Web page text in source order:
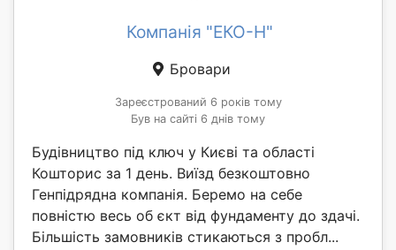
Компанія "ЕКО-Н"
Бровари
Зареєстрований 6 років тому
Був на сайті 6 днів тому
Будівництво під ключ у Києві та області
Кошторис за 1 день. Виїзд безкоштовно
Генпідрядна компанія. Беремо на себе
повністю весь об єкт від фундаменту до здачі.
Більшість замовників стикаються з пробл...